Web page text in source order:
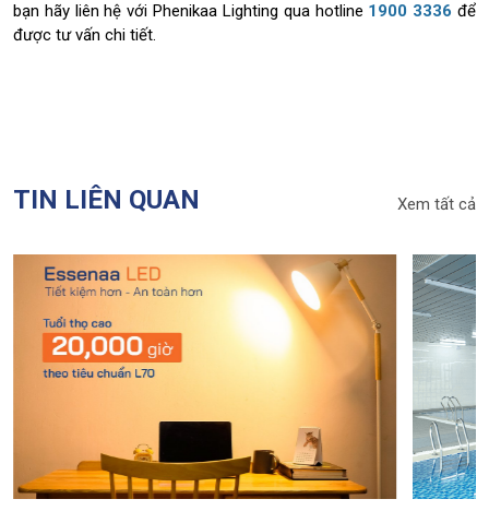
bạn hãy liên hệ với Phenikaa Lighting qua hotline 1900 3336 để
được tư vấn chi tiết.
TIN LIÊN QUAN Xem tất cả